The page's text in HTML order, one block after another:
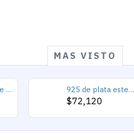
MAS VISTO
925 conjuntos de joyas de plata para 2019 conjunto de collares de corazón de amor para mujer regalo de joyería de boda 925 de plata esterlina Simple personalidad Natural de ágata loco de piedra de los hombres y las mujeres anillos de tendencia Retro turco de los hombres anillos de boda
$72,120